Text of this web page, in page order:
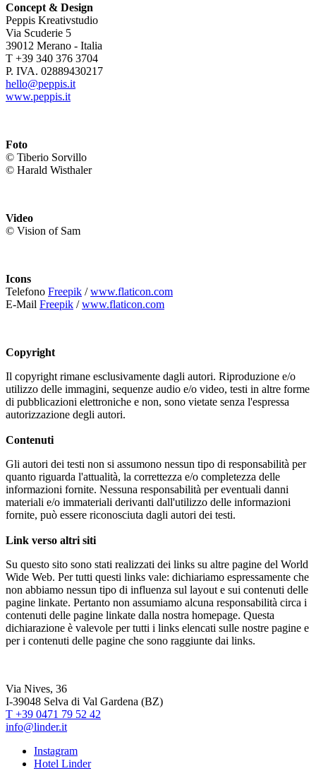
Concept & Design
Peppis Kreativstudio
Via Scuderie 5
39012 Merano - Italia
T +39 340 376 3704
P. IVA. 02889430217
hello@peppis.it
www.peppis.it
Foto
© Tiberio Sorvillo
© Harald Wisthaler
Video
© Vision of Sam
Icons
Telefono Freepik /www.flaticon.com
E-Mail Freepik /www.flaticon.com
Copyright
Il copyright rimane esclusivamente dagli autori. Riproduzione e/o
utilizzo delle immagini, sequenze audio e/o video, testi in altre forme
di pubblicazioni elettroniche e non, sono vietate senza l'espressa
autorizzazione degli autori.
Contenuti
Gli autori dei testi non si assumono nessun tipo di responsabilità per
quanto riguarda l'attualità, la correttezza e/o completezza delle
informazioni fornite. Nessuna responsabilità per eventuali danni
materiali e/o immateriali derivanti dall'utilizzo delle informazioni
fornite, può essere riconosciuta dagli autori dei testi.
Link verso altri siti
Su questo sito sono stati realizzati dei links su altre pagine del World
Wide Web. Per tutti questi links vale: dichiariamo espressamente che
non abbiamo nessun tipo di influenza sul layout e sui contenuti delle
pagine linkate. Pertanto non assumiamo alcuna responsabilità circa i
contenuti delle pagine linkate dalla nostra homepage. Questa
dichiarazione è valevole per tutti i links elencati sulle nostre pagine e
per i contenuti delle pagine che sono raggiunte dai links.
Via Nives, 36
I-39048 Selva di Val Gardena (BZ)
T +39 0471 79 52 42
info@linder.it
Instagram
Hotel Linder